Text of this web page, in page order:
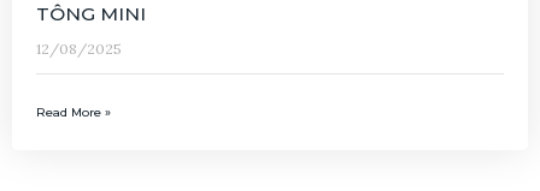
TÔNG MINI
12/08/2025
Read More »